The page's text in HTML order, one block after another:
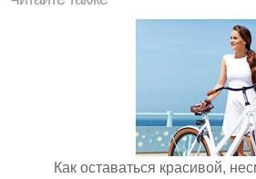
Как оставаться красивой,